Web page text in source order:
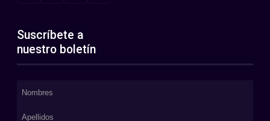
Suscríbete a
nuestro boletín